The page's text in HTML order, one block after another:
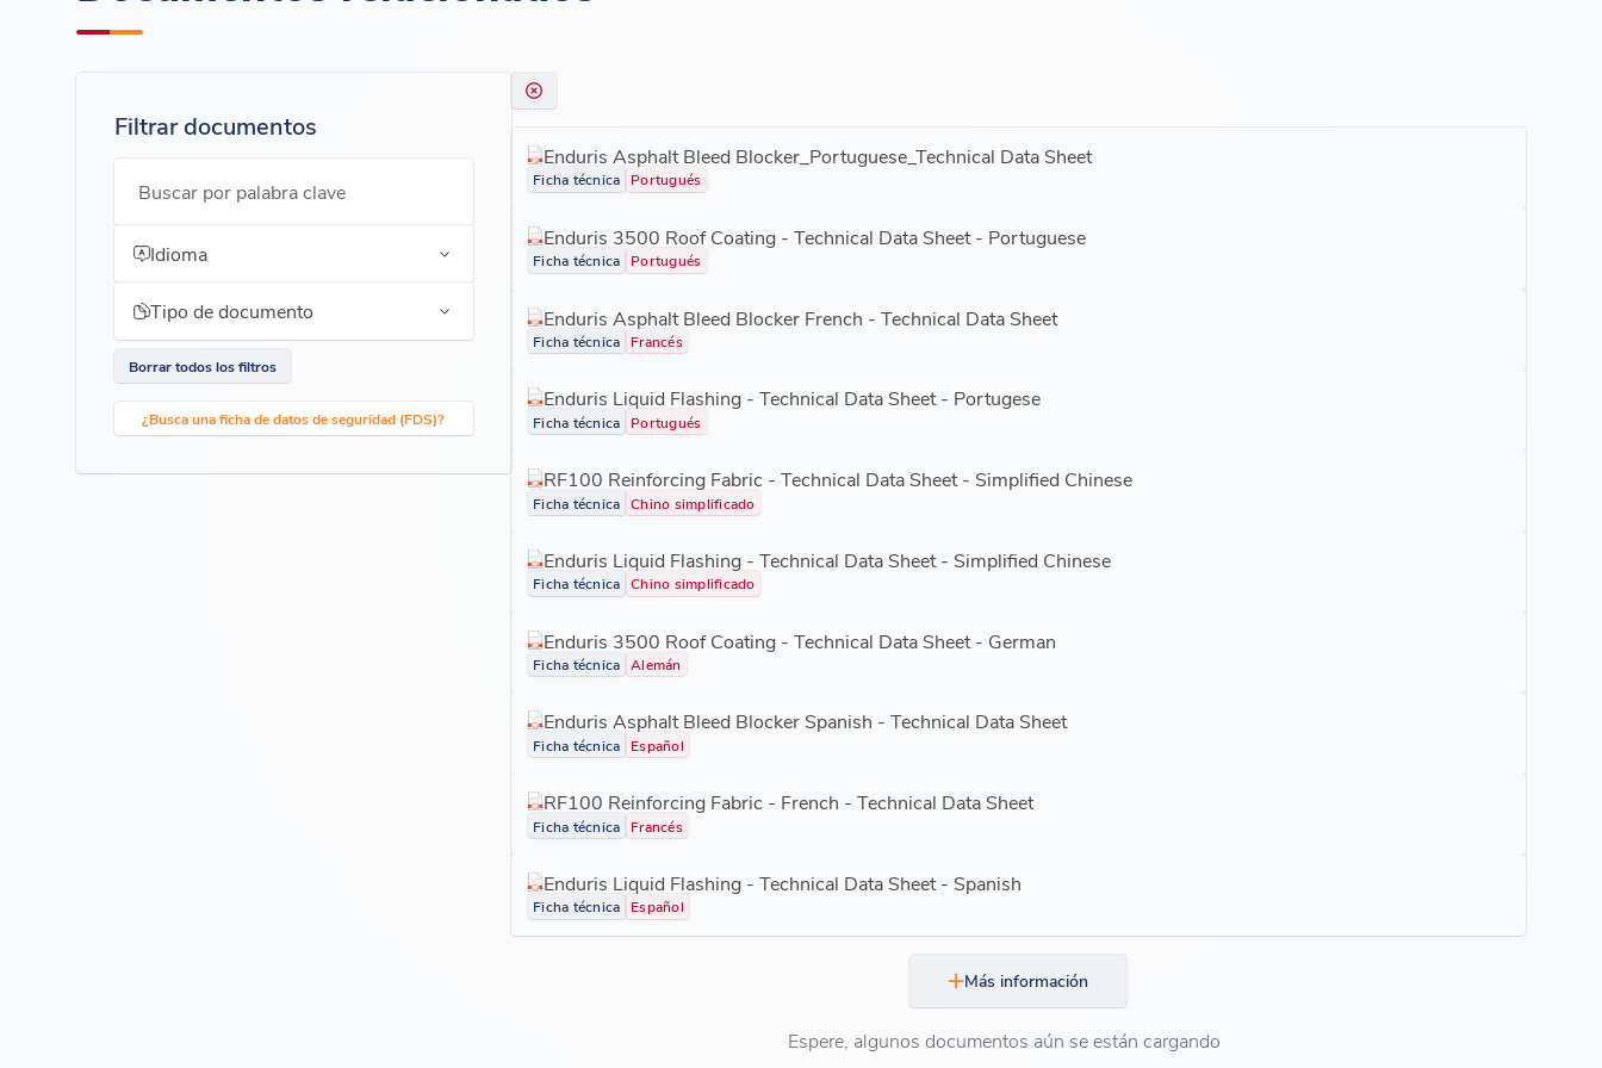
Filtrar documentos
Buscar por palabra clave
Idioma
Tipo de documento
Borrar todos los filtros
¿Busca una ficha de datos de seguridad (FDS)?
Enduris Asphalt Bleed Blocker_Portuguese_Technical Data Sheet
Ficha técnica Portugués
Enduris 3500 Roof Coating - Technical Data Sheet - Portuguese
Ficha técnica Portugués
Enduris Asphalt Bleed Blocker French - Technical Data Sheet
Ficha técnica Francés
Enduris Liquid Flashing - Technical Data Sheet - Portugese
Ficha técnica Portugués
RF100 Reinforcing Fabric - Technical Data Sheet - Simplified Chinese
Ficha técnica Chino simplificado
Enduris Liquid Flashing - Technical Data Sheet - Simplified Chinese
Ficha técnica Chino simplificado
Enduris 3500 Roof Coating - Technical Data Sheet - German
Ficha técnica Alemán
Enduris Asphalt Bleed Blocker Spanish - Technical Data Sheet
Ficha técnica Español
RF100 Reinforcing Fabric - French - Technical Data Sheet
Ficha técnica Francés
Enduris Liquid Flashing - Technical Data Sheet - Spanish
Ficha técnica Español
Más información
Espere, algunos documentos aún se están cargando